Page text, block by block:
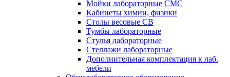
Мойки лабораторные СМС
Кабинеты химии, физики
Столы весовые СВ
Тумбы лабораторные
Стулья лабораторные
Стеллажи лабораторные
Дополнительная комплектация к лаб.
мебели